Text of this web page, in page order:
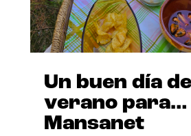
Un buen día de
verano para…
Mansanet